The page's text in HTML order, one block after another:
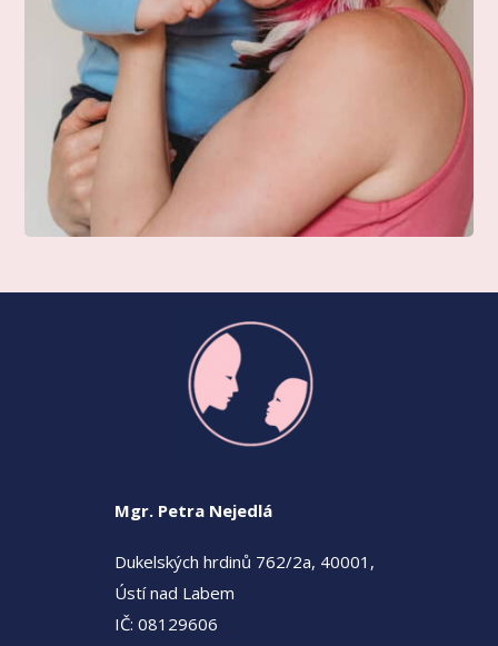
Mgr. Petra Nejedlá
Dukelských hrdinů 762/2a, 40001,
Ústí nad Labem
IČ: 08129606